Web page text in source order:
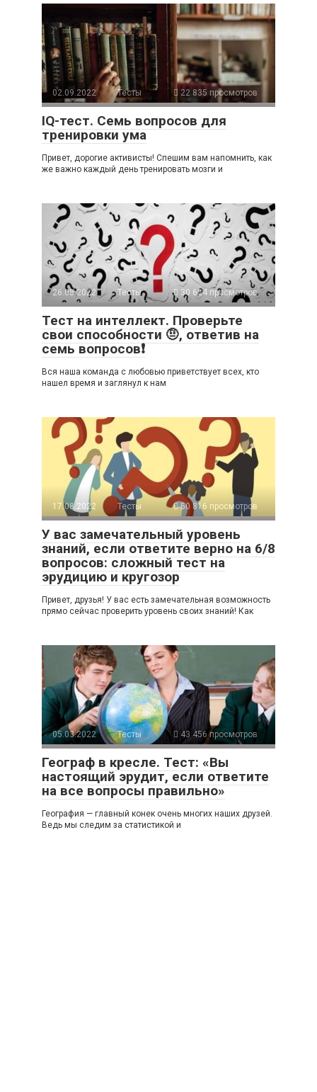
02.09.2022 Тесты 22 835 просмотров
IQ-тест. Семь вопросов для
тренировки ума
Привет, дорогие активисты! Спешим вам напомнить, как
же важно каждый день тренировать мозги и
26.08.2022 Тесты 30 624 просмотров
Тест на интеллект. Проверьте
свои способности 🤨, ответив на
семь вопросов❗
Вся наша команда с любовью приветствует всех, кто
нашел время и заглянул к нам
17.08.2022 Тесты 50 816 просмотров
У вас замечательный уровень
знаний, если ответите верно на 6/8
вопросов: сложный тест на
эрудицию и кругозор
Привет, друзья! У вас есть замечательная возможность
прямо сейчас проверить уровень своих знаний! Как
05.03.2022 Тесты 43 456 просмотров
Географ в кресле. Тест: «Вы
настоящий эрудит, если ответите
на все вопросы правильно»
География — главный конек очень многих наших друзей.
Ведь мы следим за статистикой и